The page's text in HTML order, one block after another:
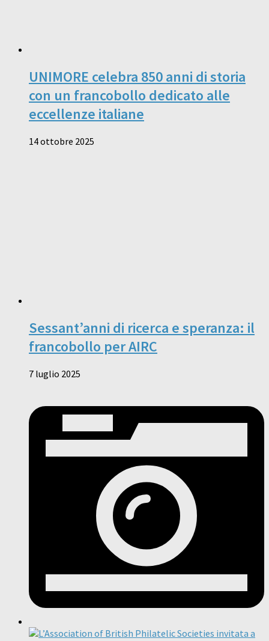
UNIMORE celebra 850 anni di storia
con un francobollo dedicato alle
eccellenze italiane
14 ottobre 2025
Sessant’anni di ricerca e speranza: il
francobollo per AIRC
7 luglio 2025